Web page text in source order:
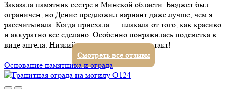
Заказала памятник сестре в Минской области. Бюджет был
ограничен, но Денис предложил вариант даже лучше, чем я
рассчитывала. Когда приехала — плакала от того, как красиво
и аккуратно всё сделано. Особенно понравилась подсветка в
виде ангела. Низкий поклон за ваш труд и такт!
Смотреть все отзывы
Основание памятника и ограда